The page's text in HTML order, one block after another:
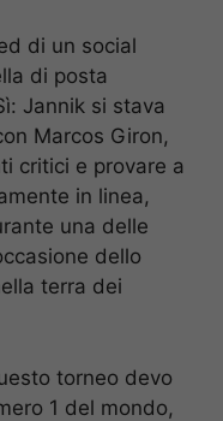
di un social
di posta
Jannik si stava
Marcos Giron,
critici e provare a
in linea,
una delle
dello
terra dei
torneo devo
1 del mondo,